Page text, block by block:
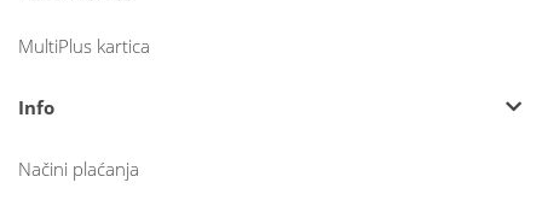
MultiPlus kartica
Info
Načini plaćanja